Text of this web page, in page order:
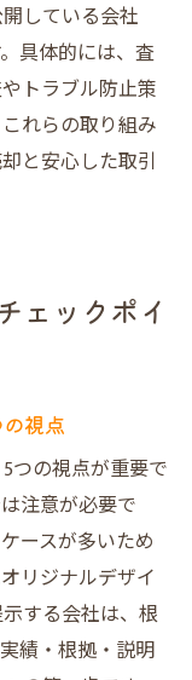
している会社
具体的には、査
トラブル防止策
れらの取り組み
と安心した取引
ェックポイ
視点
つの視点が重要で
注意が必要で
ースが多いため
リジナルデザイ
する会社は、根
績・根拠・説明